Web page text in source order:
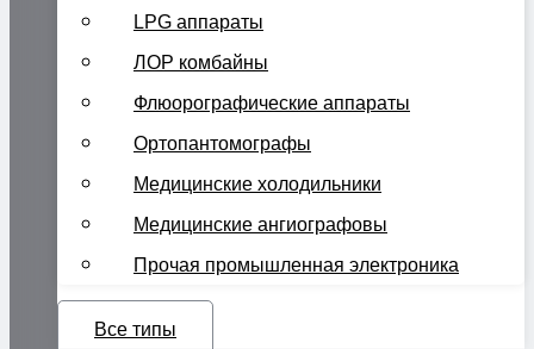
LPG аппараты
ЛОР комбайны
Флюорографические аппараты
Ортопантомографы
Медицинские холодильники
Медицинские ангиографовы
Прочая промышленная электроника
Все типы